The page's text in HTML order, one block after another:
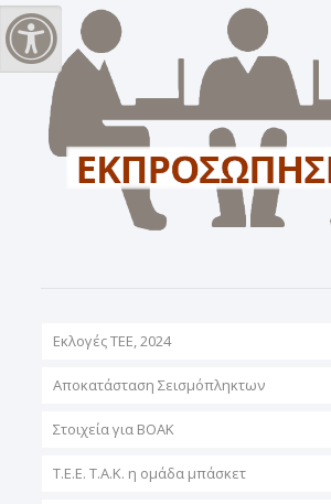
Εναλλαγή Υψηλής Αντίθεσης
Εκλογές ΤΕΕ, 2024
Αποκατάσταση Σεισμόπληκτων
Στοιχεία για ΒΟΑΚ
T.E.E. T.A.K. η ομάδα μπάσκετ